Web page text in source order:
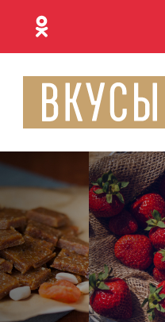
Одноклассники